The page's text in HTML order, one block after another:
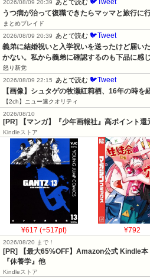
2026/08/09 20:39 あとで読む
うつ病が治って復職できたらマッマと旅行に
まとめブレイド
2026/08/09 20:39
あとで読む 🐦Tweet
義弟に結婚祝いと入学祝いを送ったけど届い
かない。私から義弟に確認するのも下品に感
怒り新党
2026/08/09 22:15
あとで読む 🐦Tweet
【画像】シュタゲの牧瀬紅莉栖、16年の時
【2ch】ニュー速クオリティ
2026/08/10
[PR] 【マンガ】『少年画報社』高ポイント還
Kindleストア
¥617 (+517pt) ¥792
2026/08/20 まで！
[PR]
【最大65%OFF】Amazon公式 Kindle
『休養学』他
Kindleストア